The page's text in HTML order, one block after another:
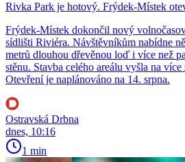
Rivka Park je hotový. Frýdek-Místek
Frýdek-Místek dokončil nový
sídlišti Riviéra. Návštěvníkům nabídne
metrů dlouhou dřevěnou loď i více než
stěnu. Stavba celého areálu vyšla na
Otevření je naplánováno na 14. srpna.
Ostravská Drbna
dnes, 10:16
1 min